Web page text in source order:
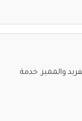
والمميز. خدمة